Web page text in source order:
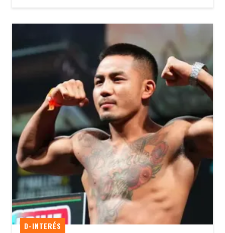
D-INTERÉS